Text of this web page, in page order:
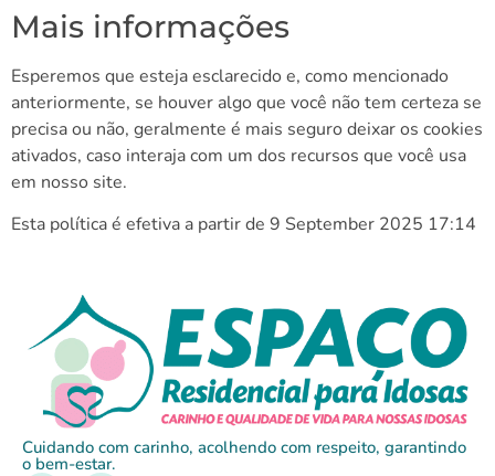
Mais informações
Esperemos que esteja esclarecido e, como mencionado
anteriormente, se houver algo que você não tem certeza se
precisa ou não, geralmente é mais seguro deixar os cookies
ativados, caso interaja com um dos recursos que você usa
em nosso site.
Esta política é efetiva a partir de 9 September 2025 17:14
Cuidando com carinho, acolhendo com respeito, garantindo
o bem-estar.